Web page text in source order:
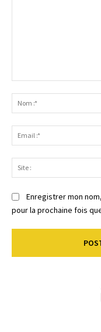
Enregistrer mon
pour la prochaine fois